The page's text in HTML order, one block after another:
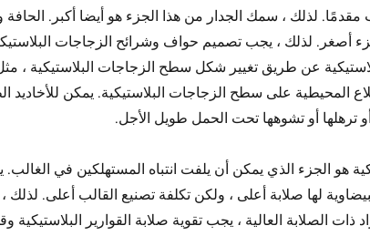
لذلك ، سمك الجدار من هذا الجزء هو أيضا أكبر. الحافة
أصغر. لذلك ، يجب تصميم حواف وشرائح الزجاجات
عن طريق تغيير شكل سطح الزجاجات البلاستيكية ،
المحيطية على سطح الزجاجات البلاستيكية. يمكن
ترهلها أو تشوهها تحت الحمل طويل الأجل.
هو الجزء الذي يمكن أن يلفت انتباه المستهلكين في
لها صلابة أعلى ، ولكن تكلفة تصنيع القالب أعلى.
ذات الصلابة العالية ، يجب تقوية صلابة القوارير